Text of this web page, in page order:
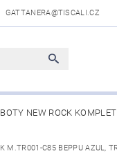
GATTANERA@TISCALI.CZ
BOTY NEW ROCK
OPASKY/
M.TR001-C85 BEPPU AZUL,